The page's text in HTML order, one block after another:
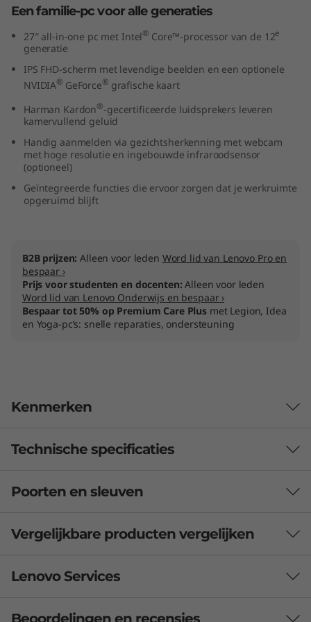
7
n
Een familie-pc voor alle generaties
27″ all-in-one pc met Intel® Core™-processor van de 12e
generatie
IPS FHD-scherm met levendige beelden en een optionele
NVIDIA® GeForce® grafische kaart
Harman Kardon®-gecertificeerde luidsprekers leveren
kamervullend geluid
Handig aanmelden via gezichtsherkenning met webcam
met hoge resolutie en ingebouwde infraroodsensor
(optioneel)
Geïntegreerde functies die ervoor zorgen dat je werkruimte
opgeruimd blijft
B2B prijzen:Alleen voor leden Word lid van Lenovo Pro en
bespaar ›
Prijs voor studenten en docenten:Alleen voor leden
Word lid van Lenovo Onderwijs en bespaar ›
Bespaar tot 50% op Premium Care Plusmet Legion, Idea
en Yoga-pc’s: snelle reparaties, ondersteuning
Kenmerken
Technische specificaties
2 door Harman Kardon® gecertificeerde
Camera
5MP-infrarood
Poorten en sleuven
Vergelijkbare producten vergelijken
3 Similiar products selected
Welke specificaties wil je vergelijken?
Lenovo Services